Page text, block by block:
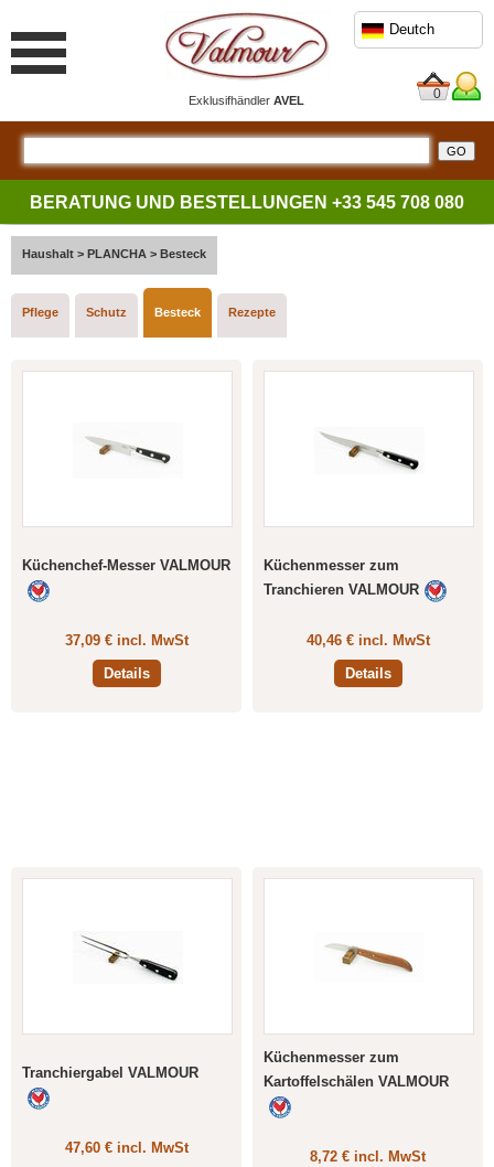
ExklusifhändlerAVEL
Deutch
0
BERATUNG UND BESTELLUNGEN +33 545 708 080
Haushalt > PLANCHA > Besteck
Pflege Schutz Besteck Rezepte
Küchenchef-Messer VALMOUR
37,09 € incl. MwSt
Details
Küchenmesser zum
Tranchieren VALMOUR
40,46 € incl. MwSt
Details
Tranchiergabel VALMOUR
47,60 € incl. MwSt
Küchenmesser zum
Kartoffelschälen VALMOUR
8,72 € incl. MwSt